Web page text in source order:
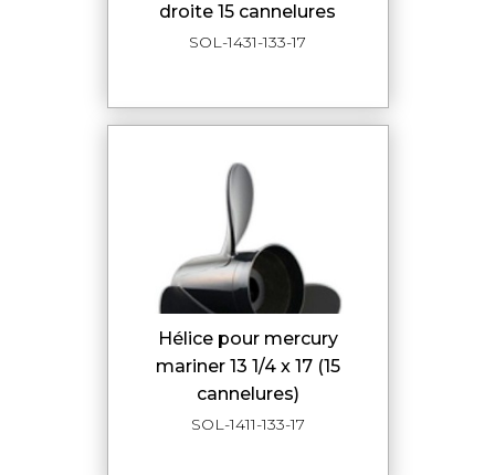
droite 15 cannelures
SOL-1431-133-17
hélice pour mercury
mariner 13 1/4 x 17 (15
cannelures)
SOL-1411-133-17